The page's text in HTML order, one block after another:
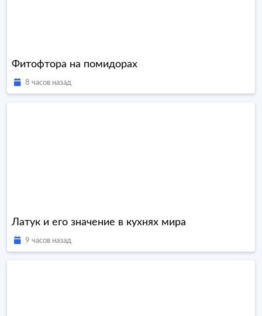
Фитофтора на помидорах
8 часов назад
Латук и его значение в кухнях мира
9 часов назад